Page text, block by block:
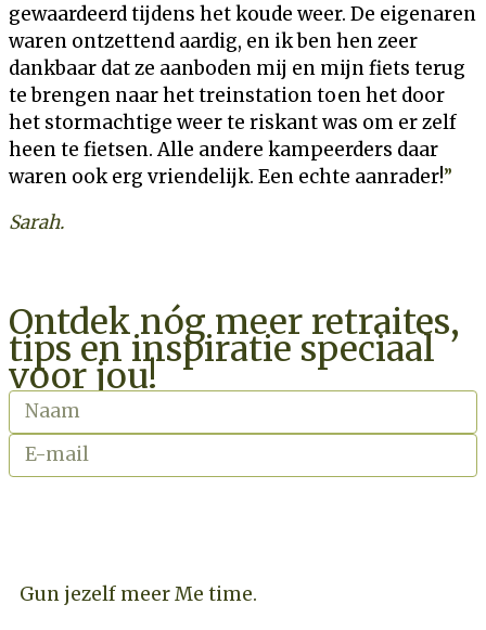
gewaardeerd tijdens het koude weer. De eigenaren
waren ontzettend aardig, en ik ben hen zeer
dankbaar dat ze aanboden mij en mijn fiets terug
te brengen naar het treinstation toen het door
het stormachtige weer te riskant was om er zelf
heen te fietsen. Alle andere kampeerders daar
waren ook erg vriendelijk. Een echte aanrader!”
Sarah.
Ontdek nóg meer retraites,
tips en inspiratie speciaal
voor jou!
Gun jezelf meer Me time.​